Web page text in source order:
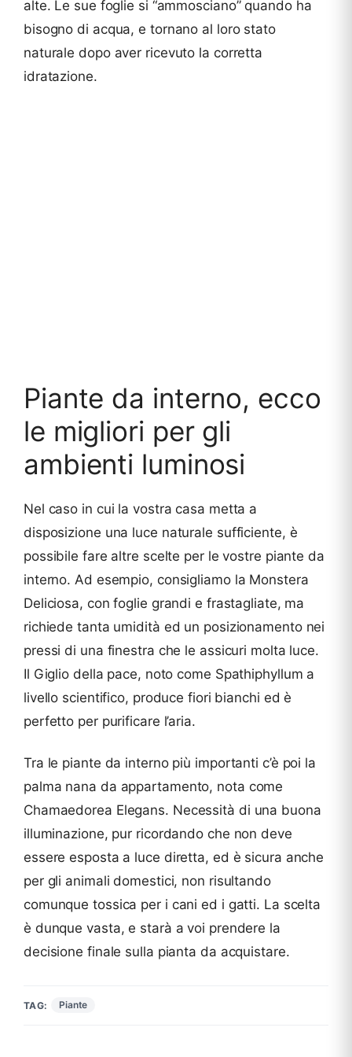
alte. Le sue foglie si “ammosciano” quando ha
bisogno di acqua, e tornano al loro stato
naturale dopo aver ricevuto la corretta
idratazione.
Piante da interno, ecco
le migliori per gli
ambienti luminosi
Nel caso in cui la vostra casa metta a
disposizione una luce naturale sufficiente, è
possibile fare altre scelte per le vostre piante da
interno. Ad esempio, consigliamo la Monstera
Deliciosa, con foglie grandi e frastagliate, ma
richiede tanta umidità ed un posizionamento nei
pressi di una finestra che le assicuri molta luce.
Il Giglio della pace, noto come Spathiphyllum a
livello scientifico, produce fiori bianchi ed è
perfetto per purificare l’aria.
Tra le piante da interno più importanti c’è poi la
palma nana da appartamento, nota come
Chamaedorea Elegans. Necessità di una buona
illuminazione, pur ricordando che non deve
essere esposta a luce diretta, ed è sicura anche
per gli animali domestici, non risultando
comunque tossica per i cani ed i gatti. La scelta
è dunque vasta, e starà a voi prendere la
decisione finale sulla pianta da acquistare.
TAG: Piante